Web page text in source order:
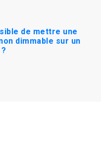
de mettre une
dimmable sur un